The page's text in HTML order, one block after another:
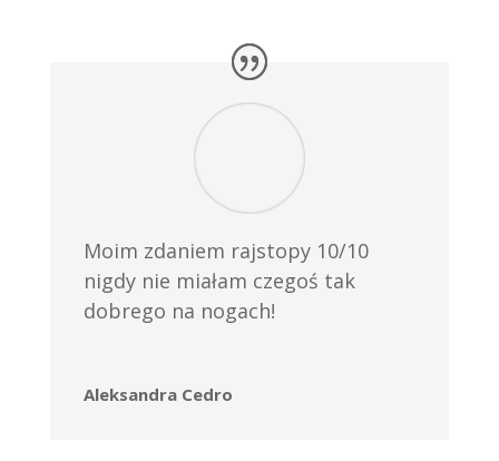
Moim zdaniem rajstopy 10/10
nigdy nie miałam czegoś tak
dobrego na nogach!
Aleksandra Cedro